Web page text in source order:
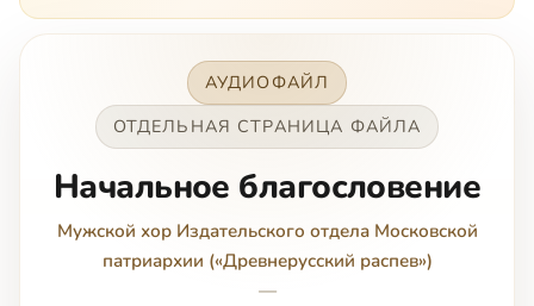
АУДИОФАЙЛ
ОТДЕЛЬНАЯ СТРАНИЦА ФАЙЛА
Начальное благословение
Мужской хор Издательского отдела Московской
патриархии («Древнерусский распев»)
—